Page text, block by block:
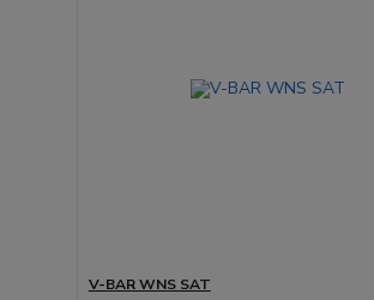
V-BAR WNS SAT